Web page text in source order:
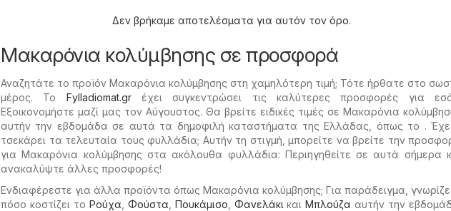
Δεν βρήκαμε αποτελέσματα για αυτόν τον όρο.
Μακαρόνια κολύμβησης σε προσφορά
Αναζητάτε το προϊόν Μακαρόνια κολύμβησης στη χαμηλότερη τιμή; Τότε ήρθατε στο
μέρος. Το Fylladiomat.grέχει συγκεντρώσει τις καλύτερες προσφορές για
Εξοικονομήστε μαζί μας τον Αύγουστος. Θα βρείτε ειδικές τιμές σε Μακαρόνια
αυτήν την εβδομάδα σε αυτά τα δημοφιλή καταστήματα της Ελλάδας, όπως το .
τσεκάρει τα τελευταία τους φυλλάδια; Αυτήν τη στιγμή, μπορείτε να βρείτε την
για Μακαρόνια κολύμβησης στα ακόλουθα φυλλάδια: Περιηγηθείτε σε αυτά σήμερα
ανακαλύψτε άλλες προσφορές!
Ενδιαφέρεστε για άλλα προϊόντα όπως Μακαρόνια κολύμβησης; Για παράδειγμα,
πόσο κοστίζει το Ρούχα Φούστα Πουκάμισο Φανελάκι καιΜπλούζα αυτήν την